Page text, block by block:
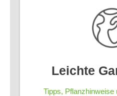
Leichte
Tipps, Pflanzhinweise